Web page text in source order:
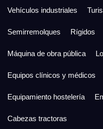
Vehículos industriales
Semirremolques Rígidos
Máquina de obra pública
Equipos clínicos y médicos
Equipamiento hostelería
Cabezas tractoras